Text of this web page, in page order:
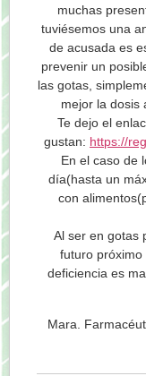
muchas
tuviésemos una
de acusada es
prevenir un
las gotas,
mejor la dosis
Te dejo el
gustan: https://
En el caso de
día(hasta un
con
Al ser en gotas
futuro
deficiencia es
Mara.